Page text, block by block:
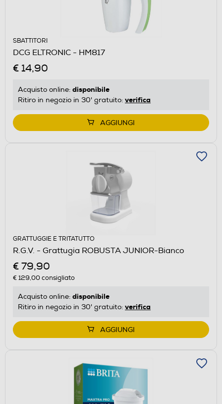
SBATTITORI
DCG ELTRONIC - HM817
€ 14,90
Acquisto online: disponibile
Ritiro in negozio in 30' gratuito: verifica
AGGIUNGI
GRATTUGGIE E TRITATUTTO
R.G.V. - Grattugia ROBUSTA JUNIOR-Bianco
€ 79,90
€ 129,00consigliato
Acquisto online: disponibile
Ritiro in negozio in 30' gratuito: verifica
AGGIUNGI